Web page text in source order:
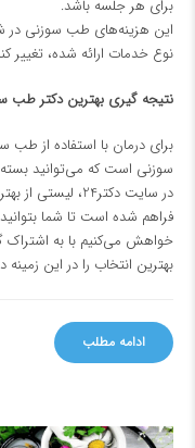
برای هر جلسه باشد.
این هزینه‌های طب سوزنی در
نوع خدمات ارائه شده، تغییر
نتیجه گیری بهترین دکتر طب
برای درمان با استفاده از
سوزنی است که می‌توانید بسته
در سایت دکتر24
، لیستی از
فراهم شده است تا شما
خواهش می‌کنیم با به اشتراک
بهترین انتخاب را در این زمینه
ادامه مطلب